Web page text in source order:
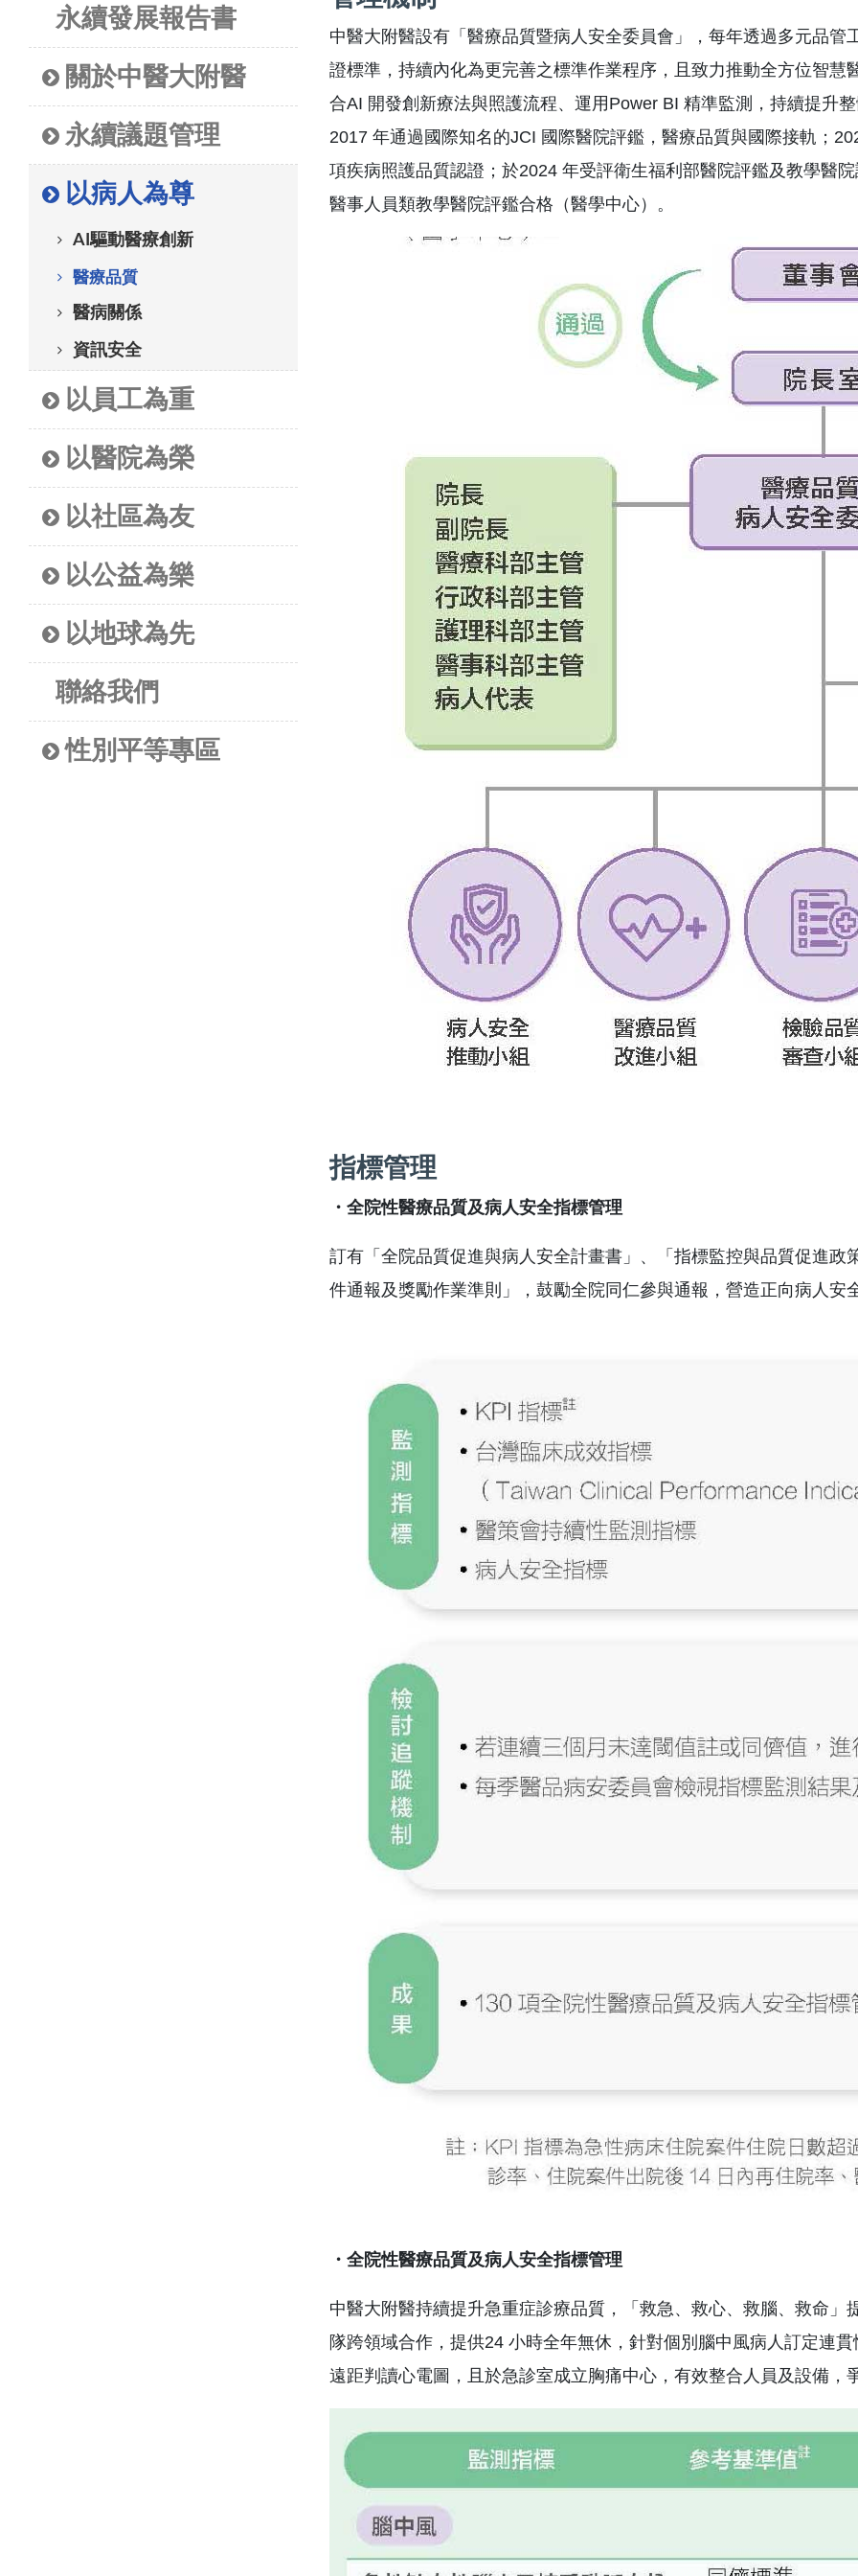
永續發展報告書
關於中醫大附醫
永續議題管理
以病人為尊
AI驅動醫療創新
醫療品質
醫病關係
資訊安全
以員工為重
以醫院為榮
以社區為友
以公益為樂
以地球為先
聯絡我們
性別平等專區
中醫大附醫設有「醫療品質暨病人安全委員會」，每年透過多元品
證標準，持續內化為更完善之標準作業程序，且致力推動全方位智
合AI 開發創新療法與照護流程、運用Power BI 精準監測，持續提升
2017 年通過國際知名的JCI 國際醫院評鑑，醫療品質與國際接軌；
項疾病照護品質認證；於2024 年受評衛生福利部醫院評鑑及教學醫
醫事人員類教學醫院評鑑合格（醫學中心）。
指標管理
・全院性醫療品質及病人安全指標管理
訂有「全院品質促進與病人安全計畫書」、「指標監控與品質促進
件通報及獎勵作業準則」，鼓勵全院同仁參與通報，營造正向病人安
・全院性醫療品質及病人安全指標管理
中醫大附醫持續提升急重症診療品質，「救急、救心、救腦、救命
隊跨領域合作，提供24 小時全年無休，針對個別腦中風病人訂定連
遠距判讀心電圖，且於急診室成立胸痛中心，有效整合人員及設備，